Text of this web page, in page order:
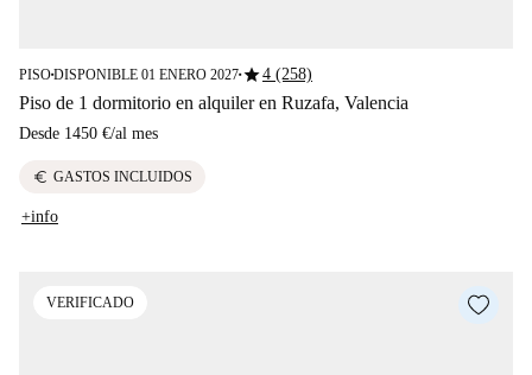
PISO■DISPONIBLE 01 ENERO 2027■star4 (258)
Piso de 1 dormitorio en alquiler en Ruzafa, Valencia
Desde 1450 €/al mes
euro GASTOS INCLUIDOS
+info
VERIFICADO